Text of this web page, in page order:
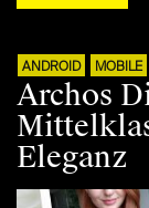
ANDROID MOBILE
Archos
Eleganz